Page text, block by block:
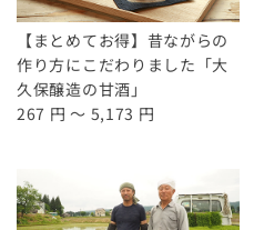
【まとめてお得】昔ながらの
作り方にこだわりました「大
久保醸造の甘酒」
267 円 ～ 5,173 円